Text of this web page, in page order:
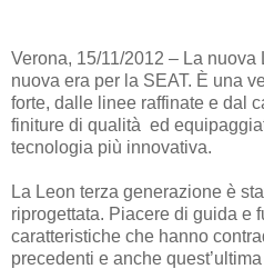
Verona, 15/11/2012 – La nuova
nuova era per la SEAT. È una
forte, dalle linee raffinate e dal
finiture di qualità ed
tecnologia più innovativa.
La Leon terza generazione è
riprogettata. Piacere di guida e
caratteristiche che hanno
precedenti e anche